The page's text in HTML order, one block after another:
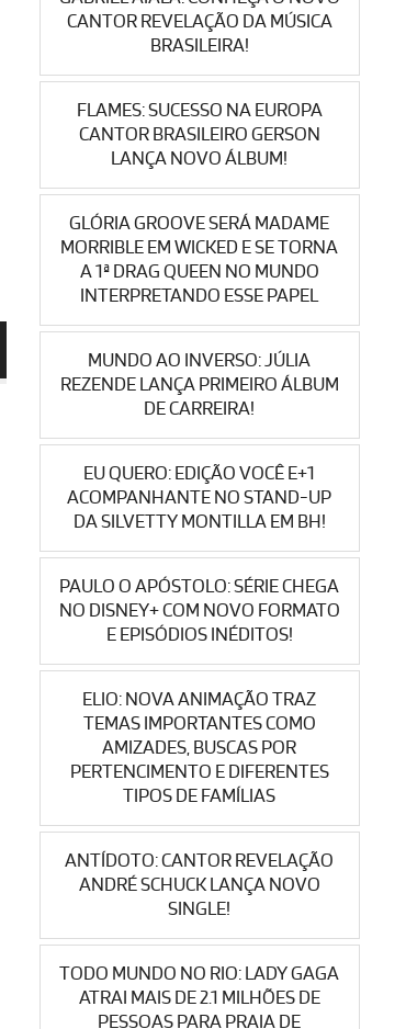
CANTOR REVELAÇÃO DA MÚSICA
BRASILEIRA!
FLAMES: SUCESSO NA EUROPA
CANTOR BRASILEIRO GERSON
LANÇA NOVO ÁLBUM!
GLÓRIA GROOVE SERÁ MADAME
MORRIBLE EM WICKED E SE TORNA
A 1ª DRAG QUEEN NO MUNDO
INTERPRETANDO ESSE PAPEL
MUNDO AO INVERSO: JÚLIA
REZENDE LANÇA PRIMEIRO ÁLBUM
DE CARREIRA!
EU QUERO: EDIÇÃO VOCÊ E+1
ACOMPANHANTE NO STAND-UP
DA SILVETTY MONTILLA EM BH!
PAULO O APÓSTOLO: SÉRIE CHEGA
NO DISNEY+ COM NOVO FORMATO
E EPISÓDIOS INÉDITOS!
ELIO: NOVA ANIMAÇÃO TRAZ
TEMAS IMPORTANTES COMO
AMIZADES, BUSCAS POR
PERTENCIMENTO E DIFERENTES
TIPOS DE FAMÍLIAS
ANTÍDOTO: CANTOR REVELAÇÃO
ANDRÉ SCHUCK LANÇA NOVO
SINGLE!
TODO MUNDO NO RIO: LADY GAGA
ATRAI MAIS DE 2.1 MILHÕES DE
PESSOAS PARA PRAIA DE